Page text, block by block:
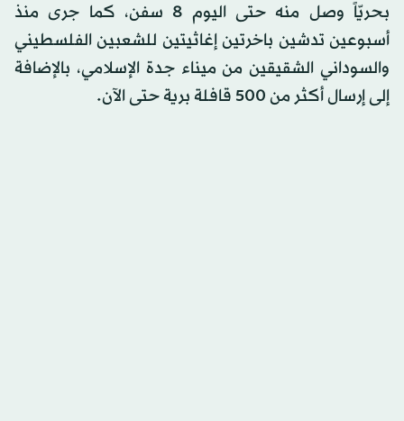
بحريّاً وصل منه حتى اليوم 8 سفن، كما جرى منذ
أسبوعين تدشين باخرتين إغاثيتين للشعبين الفلسطيني
والسوداني الشقيقين من ميناء جدة الإسلامي، بالإضافة
إلى إرسال أكثر من 500 قافلة برية حتى الآن.